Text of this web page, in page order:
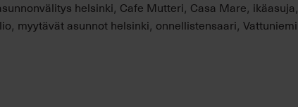
helsinki, Cafe Mutteri, Casa Mare, ikäasuja,
, myytävät asunnot helsinki, onnellistensaari, Vattuniemi